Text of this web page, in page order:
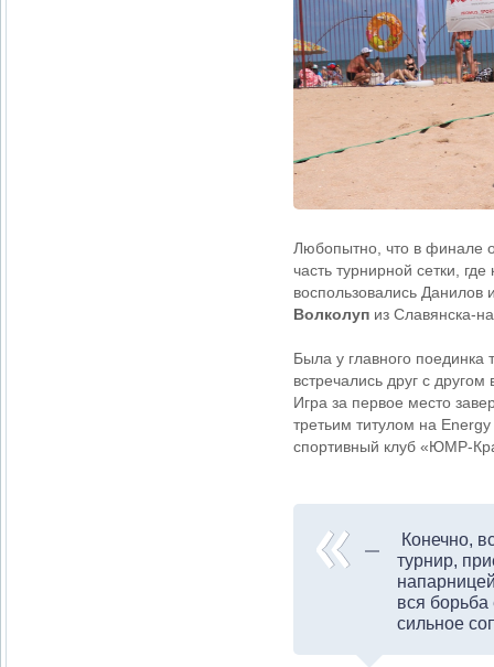
Любопытно, что в финале
часть турнирной сетки,
воспользовались
Волколуп из Славянска-
Была у главного
встречались друг с
Игра за первое место
третьим титулом на
спортивный клуб «ЮМР-
Конечно,
турнир,
вся
сильное